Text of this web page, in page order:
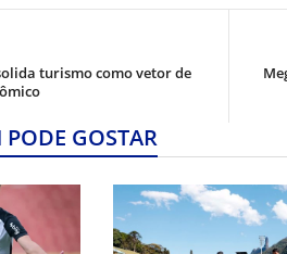
turismo como vetor de
GOSTAR